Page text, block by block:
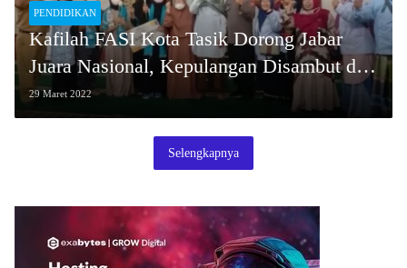
PENDIDIKAN
Kafilah FASI Kota Tasik Dorong Jabar
Juara Nasional, Kepulangan Disambut di
Daerah
29 Maret 2022
Selengkapnya